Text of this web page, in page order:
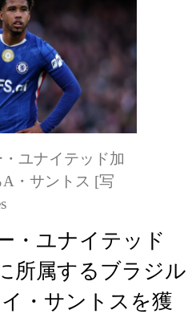
ユナイテッド加
・サントス [写
・ユナイテッド
所属するブラジル
・サントスを獲